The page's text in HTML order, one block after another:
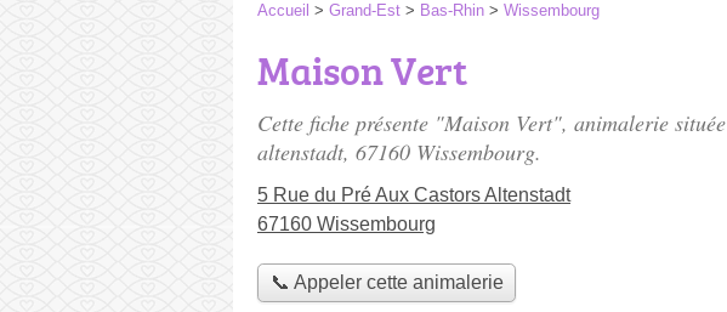
Accueil > Grand-Est > Bas-Rhin > Wissembourg
Maison Vert
Cette fiche présente "Maison Vert", animalerie située
altenstadt, 67160 Wissembourg.
5 Rue du Pré Aux Castors Altenstadt
67160 Wissembourg
📞 Appeler cette animalerie